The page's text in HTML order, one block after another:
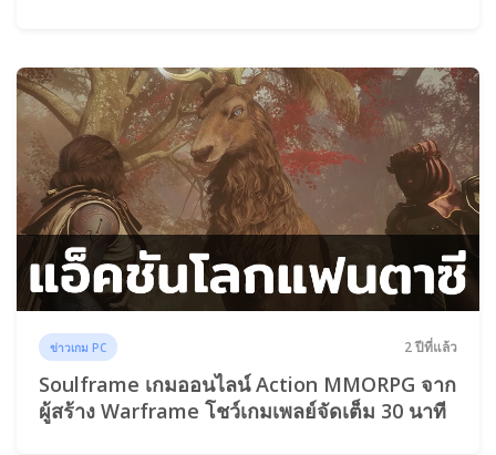
ข่าวเกม PC 2 ปีที่แล้ว
Soulframe เกมออนไลน์ Action MMORPG จาก
ผู้สร้าง Warframe โชว์เกมเพลย์จัดเต็ม 30 นาที